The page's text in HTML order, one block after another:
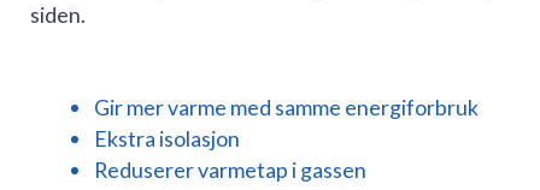
siden.
Gir mer varme med samme energiforbruk
Ekstra isolasjon
Reduserer varmetap i gassen